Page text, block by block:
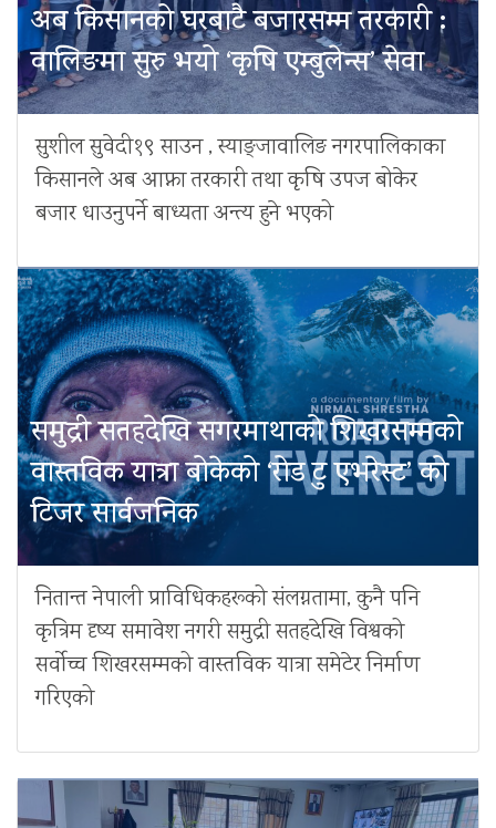
अब किसानको घरबाटै बजारसम्म तरकारी :
वालिङमा सुरु भयो ‘कृषि एम्बुलेन्स’ सेवा
सुशील सुवेदी१९ साउन , स्याङ्जावालिङ नगरपालिकाका
किसानले अब आफ्ना तरकारी तथा कृषि उपज बोकेर
बजार धाउनुपर्ने बाध्यता अन्त्य हुने भएको
समुद्री सतहदेखि सगरमाथाको शिखरसम्मको
वास्तविक यात्रा बोकेको ‘रोड टु एभरेस्ट’ को
टिजर सार्वजनिक
नितान्त नेपाली प्राविधिकहरूको संलग्नतामा, कुनै पनि
कृत्रिम दृष्य समावेश नगरी समुद्री सतहदेखि विश्वको
सर्वोच्च शिखरसम्मको वास्तविक यात्रा समेटेर निर्माण
गरिएको